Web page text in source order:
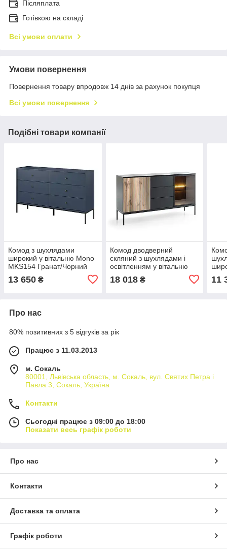
Післяплата
Готівкою на складі
Всі умови оплати
Умови повернення
Повернення товару впродовж 14 днів за рахунок покупця
Всі умови повернення
Подібні товари компанії
Комод з шухлядами
широкий у вітальню Mono
MKS154 Гранат/Чорний
13 650 ₴
Комод дводверний
скляний з шухлядами і
освітленням у вітальню
Sento KSZ154 1PKT LED
Чорний/Дуб Вотан Meble
18 018₴ 11
Про нас
80% позитивних з 5 відгуків за рік
Працює з 11.03.2013
м. Сокаль
80001, Львівська область, м. Сокаль, вул. Святих Петра і
Павла 3, Сокаль, Україна
Контакти
Сьогодні працює з 09:00 до 18:00
Показати весь графік роботи
Про нас
Контакти
Доставка та оплата
Графік роботи